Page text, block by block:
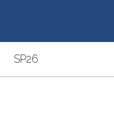
SP26